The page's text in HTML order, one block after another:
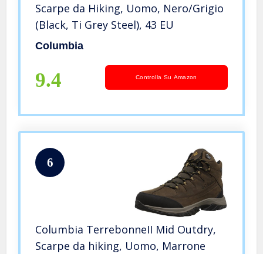
Scarpe da Hiking, Uomo, Nero/Grigio
(Black, Ti Grey Steel), 43 EU
Columbia
9.4 Controlla Su Amazon
6
Columbia TerrebonneII Mid Outdry,
Scarpe da hiking, Uomo, Marrone